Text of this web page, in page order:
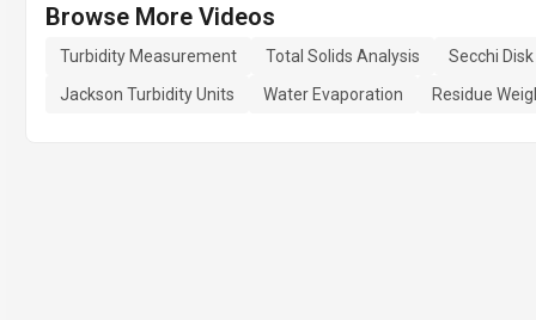
Browse More Videos
Turbidity Measurement Total Solids Analysis
Secchi
Jackson Turbidity Units
Water Evaporation Residue